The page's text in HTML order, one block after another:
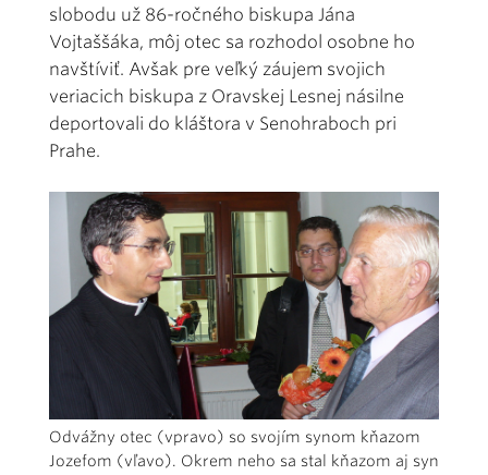
slobodu už 86-ročného biskupa Jána
Vojtaššáka, môj otec sa rozhodol osobne ho
navštíviť. Avšak pre veľký záujem svojich
veriacich biskupa z Oravskej Lesnej násilne
deportovali do kláštora v Senohraboch pri
Prahe.
Odvážny otec (vpravo) so svojím synom kňazom
Jozefom (vľavo). Okrem neho sa stal kňazom aj syn